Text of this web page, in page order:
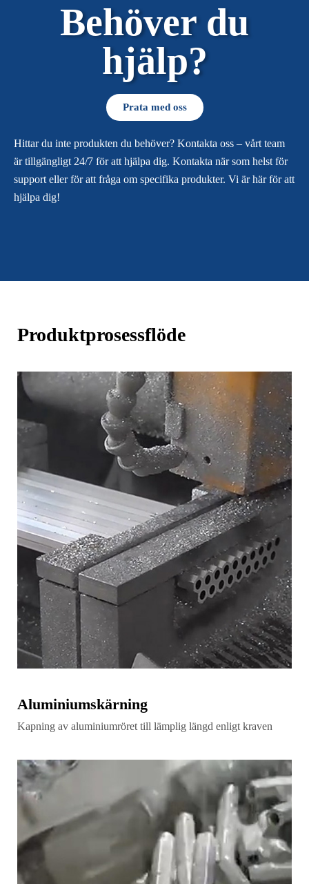
Behöver du
hjälp?
Prata med oss
Hittar du inte produkten du behöver? Kontakta oss – vårt team
är tillgängligt 24/7 för att hjälpa dig. Kontakta när som helst för
support eller för att fråga om specifika produkter. Vi är här för att
hjälpa dig!
Produktprosessflöde
Aluminiumskärning
Kapning av aluminiumröret till lämplig längd enligt kraven